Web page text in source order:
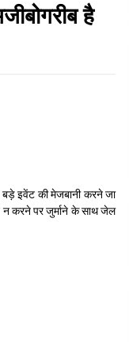
10 May
है
इवेंट की मेजबानी करने जा
करने पर जुर्माने के साथ जेल